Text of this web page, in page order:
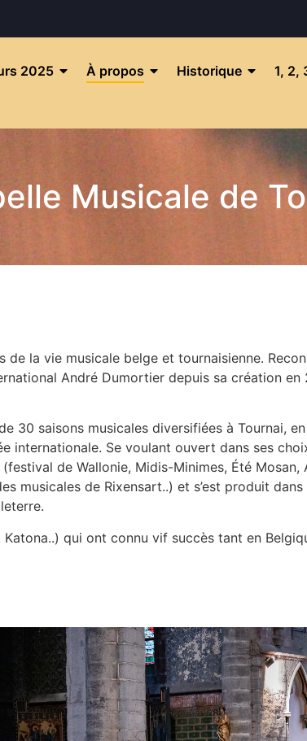
2025 À propos Historique 1, 2,
Musicale de
la vie musicale belge et tournaisienne.
André Dumortier depuis sa création
30 saisons musicales diversifiées à Tournai,
internationale. Se voulant ouvert dans ses
de Wallonie, Midis-Minimes, Été Mosan,
musicales de Rixensart..) et s’est produit
qui ont connu vif succès tant en